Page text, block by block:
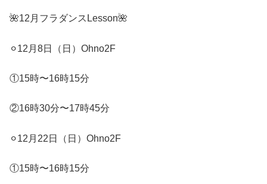
🌺12月フラダンスLesson🌺
⚪︎12月8日（日）Ohno2F
①15時〜16時15分
②16時30分〜17時45分
⚪︎12月22日（日）Ohno2F
①15時〜16時15分